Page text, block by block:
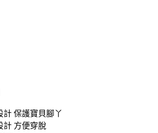
計 保護寶貝腳丫
計 方便穿脫